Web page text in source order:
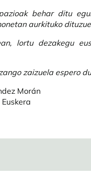
behar ditu
aurkituko
lortu dezakegu
zaizuela espero
Morán